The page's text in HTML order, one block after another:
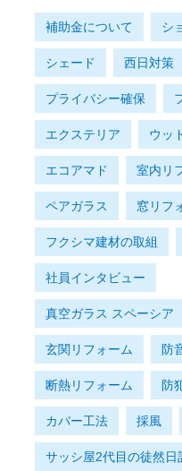
補助金について シ
シェード 西日対策
プライバシー確保
エクステリア ウッ
エコアマド 室内リ
ペアガラス 窓リフ
フクシマ建材の取組
社員インタビュー
真空ガラス スペーシア
玄関リフォーム 防
断熱リフォーム 防
カバー工法 採風
サッシ屋2代目の徒然日